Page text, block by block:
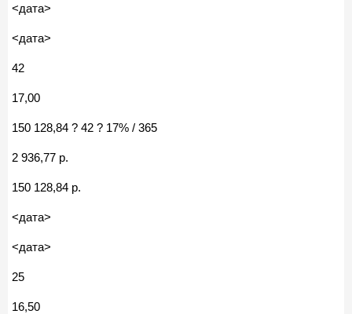
<дата>
<дата>
42
17,00
150 128,84 ? 42 ? 17% / 365
2 936,77 р.
150 128,84 р.
<дата>
<дата>
25
16,50